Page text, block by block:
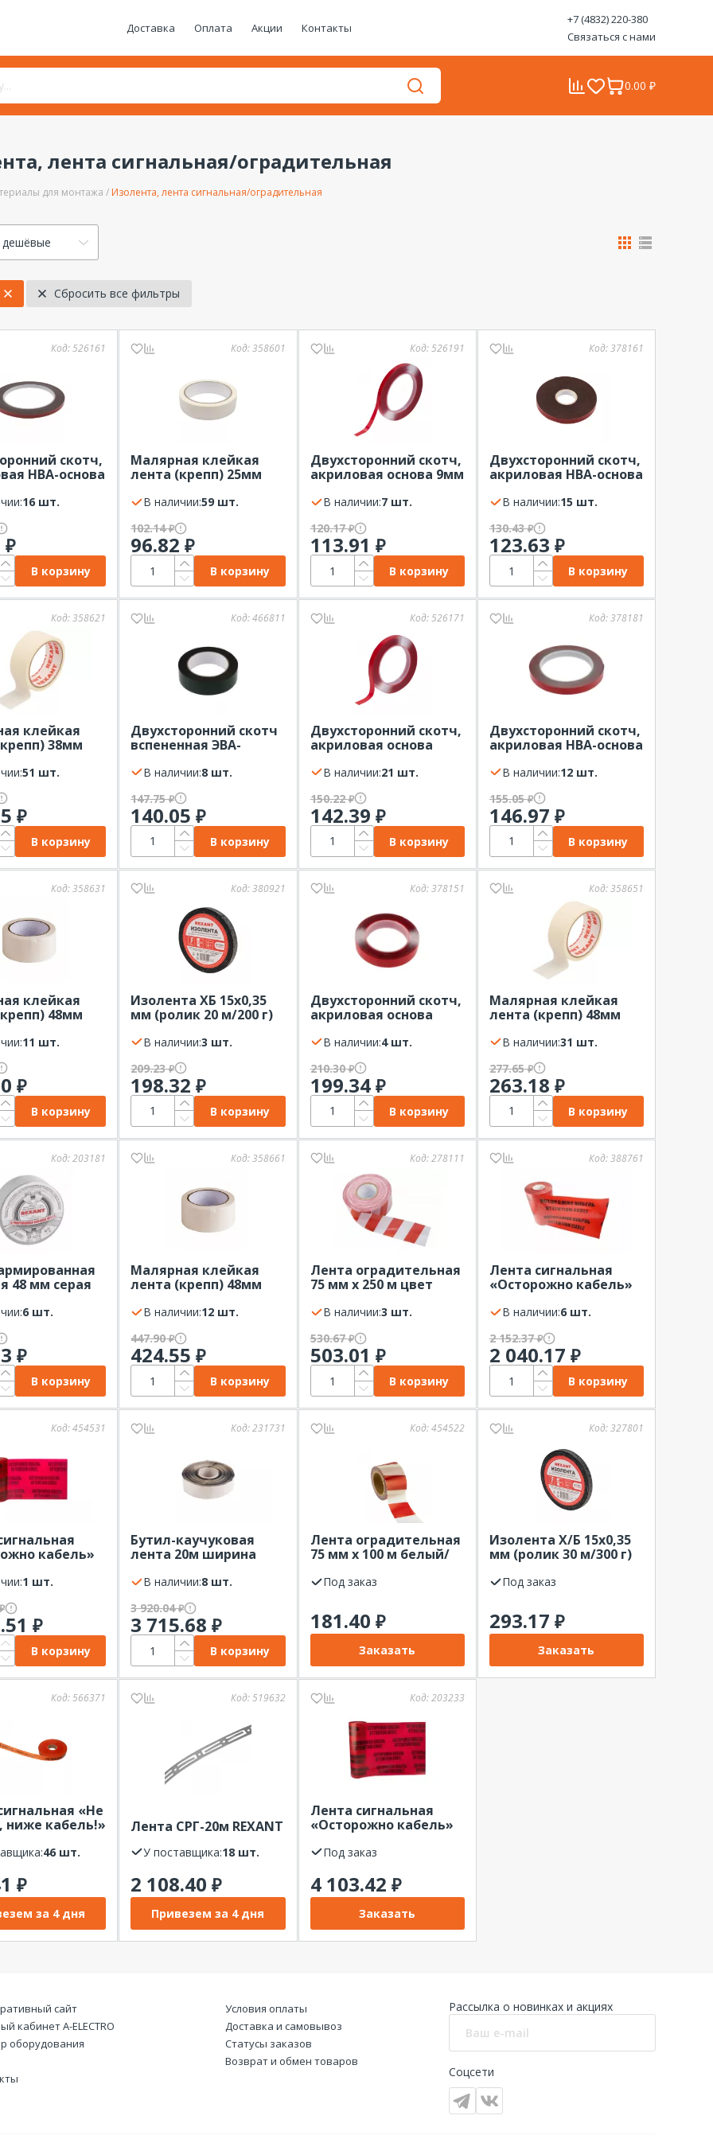
Доставка Оплата Акции Контакты
+7 (4832) 220-380
Связаться с нами
0.00 ₽
лента сигнальная/оградительная
для монтажа Изолента, лента сигнальная/оградительная
дешёвые
Сбросить все фильтры
Код:526161
скотч,
HBA-основа
16 шт.
₽
В корзину
Код:358601
Малярная клейкая
лента (крепп) 25мм
В наличии:
59 шт.
102.14₽
96.82₽
В корзину
Код:526191
Двухсторонний скотч,
акриловая основа 9мм
ролик 5м
В наличии:
7 шт.
120.17₽
113.91 ₽
В корзину
Код:378161
Двухсторонний скотч,
акриловая HBA-основа
ролик 5м
В наличии:
15 шт.
130.43₽
123.63 ₽
В корзину
Код:358621
клейкая
38мм
м) REXANT
51 шт.
₽
В корзину
Код:466811
Двухсторонний скотч
вспененная ЭВА-
5м REXANT
В наличии:
8 шт.
147.75₽
140.05₽
В корзину
Код:526171
Двухсторонний скотч,
акриловая основа
12мм REXANT
прозрачный, ролик 5м
В наличии:
21 шт.
150.22₽
142.39 ₽
В корзину
Код:378181
Двухсторонний скотч,
акриловая HBA-основа
12мм REXANT Серый,
ролик 5м
В наличии:
12 шт.
155.05₽
146.97 ₽
В корзину
Код:358631
клейкая
48мм
11 шт.
₽
В корзину
Код:380921
Изолента ХБ 15х0,35
мм (ролик 20 м/200 г)
В наличии:
3 шт.
209.23₽
198.32₽
В корзину
Код:378151
Двухсторонний скотч,
акриловая основа
Прозрачный, ролик 5м
В наличии:
4 шт.
210.30₽
199.34 ₽
В корзину
Код:358651
Малярная клейкая
лента (крепп) 48мм
В наличии:
31 шт.
277.65₽
263.18 ₽
В корзину
Код:203181
48 мм серая
6 шт.
₽
В корзину
Код:358661
Малярная клейкая
лента (крепп) 48мм
В наличии:
12 шт.
447.90₽
424.55₽
В корзину
Код:278111
Лента оградительная
75 мм х 250 м цвет
REXANT
В наличии:
3 шт.
530.67₽
503.01 ₽
В корзину
Код:388761
Лента сигнальная
«Осторожно кабель»
красный/черный
В наличии:
6 шт.
2 152.37₽
2 040.17 ₽
В корзину
Код:454531
кабель»
черный
1 шт.
₽
₽
В корзину
Код:231731
Бутил-каучуковая
лента 20м ширина
REXANT
В наличии:
8 шт.
3 920.04₽
3 715.68₽
В корзину
Код:454522
Лента оградительная
75 мм х 100 м белый/
Под заказ
181.40 ₽
Заказать
Код:327801
Изолента Х/Б 15х0,35
мм (ролик 30 м/300 г)
Под заказ
293.17 ₽
Заказать
Код:566371
«Не
ниже кабель!»
черная
46 шт.
₽
за 4 дня
Код:519632
Лента СРГ-20м REXANT
У поставщика: 18 шт.
2 108.40₽
Привезем за 4 дня
Код:203233
Лента сигнальная
«Осторожно кабель»
REXANT 600мм х 100м,
цвет красный/черный
Под заказ
4 103.42 ₽
Заказать
сайт
кабинет А-ELECTRO
оборудования
Условия оплаты
Доставка и самовывоз
Статусы заказов
Возврат и обмен товаров
Рассылка о новинках и акциях
Соцсети